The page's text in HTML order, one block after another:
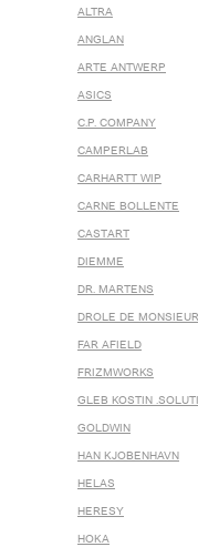
ALTRA
ANGLAN
ARTE ANTWERP
ASICS
C.P. COMPANY
CAMPERLAB
CARHARTT WIP
CARNE BOLLENTE
CASTART
DIEMME
DR. MARTENS
DROLE DE MONSIEUR
FAR AFIELD
FRIZMWORKS
GLEB KOSTIN
GOLDWIN
HAN KJOBENHAVN
HELAS
HERESY
HOKA